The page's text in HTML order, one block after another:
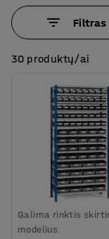
Filtras
30 produktų/ai
Galima rinktis
modelius